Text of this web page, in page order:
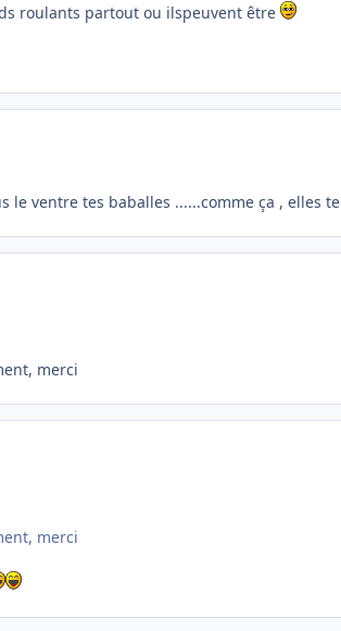
roulants partout ou ilspeuvent être
le ventre tes baballes ......comme ça , elles
merci
merci